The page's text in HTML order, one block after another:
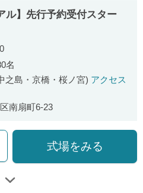
ル】先行予約受付スター
コミ評価
名
之島・京橋・桜ノ宮) アクセス
南扇町6-23
式場をみる